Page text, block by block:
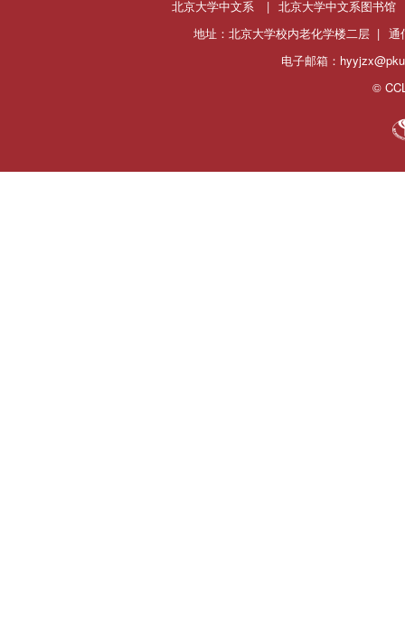
北京大学中文系 | 北京大学中文系图书馆
地址：北京大学校内老化学楼二层 | 通
电子邮箱：
©